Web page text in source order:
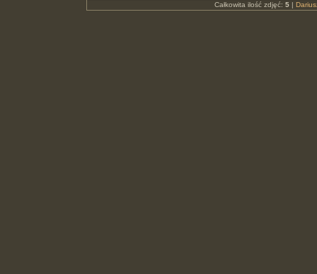
Całkowita ilość zdjęć: 5|